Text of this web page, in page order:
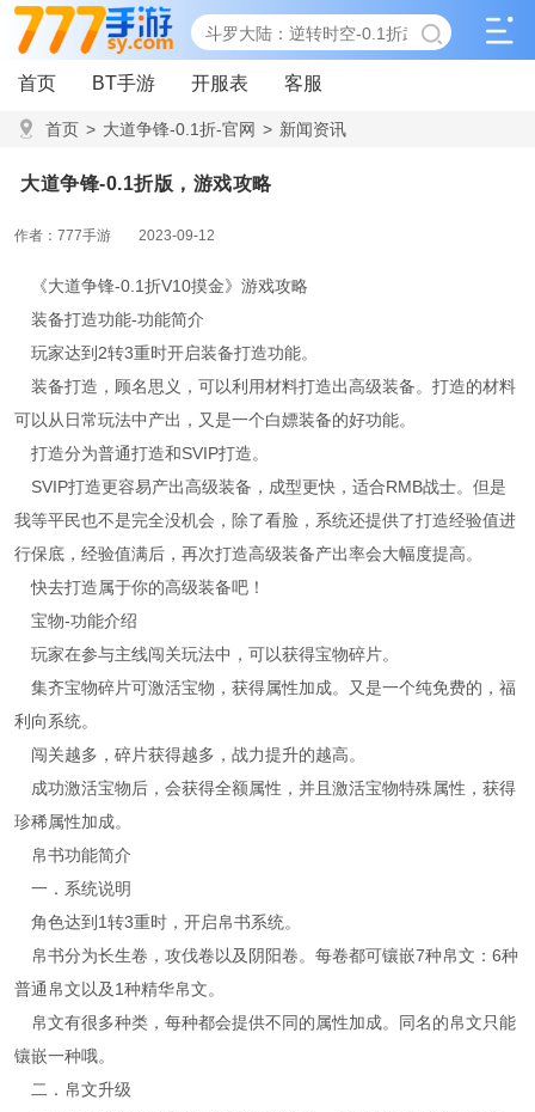
首页 BT手游 开服表 客服
首页 > 大道争锋-0.1折-官网 > 新闻资讯
大道争锋-0.1折版，游戏攻略
作者：777手游 2023-09-12
《大道争锋-0.1折V10摸金》游戏攻略
装备打造功能-功能简介
玩家达到2转3重时开启装备打造功能。
装备打造，顾名思义，可以利用材料打造出高级装备。打造的材料
可以从日常玩法中产出，又是一个白嫖装备的好功能。
打造分为普通打造和SVIP打造。
SVIP打造更容易产出高级装备，成型更快，适合RMB战士。但是
我等平民也不是完全没机会，除了看脸，系统还提供了打造经验值进
行保底，经验值满后，再次打造高级装备产出率会大幅度提高。
快去打造属于你的高级装备吧！
宝物-功能介绍
玩家在参与主线闯关玩法中，可以获得宝物碎片。
集齐宝物碎片可激活宝物，获得属性加成。又是一个纯免费的，福
利向系统。
闯关越多，碎片获得越多，战力提升的越高。
成功激活宝物后，会获得全额属性，并且激活宝物特殊属性，获得
珍稀属性加成。
帛书功能简介
一．系统说明
角色达到1转3重时，开启帛书系统。
帛书分为长生卷，攻伐卷以及阴阳卷。每卷都可镶嵌7种帛文：6种
普通帛文以及1种精华帛文。
帛文有很多种类，每种都会提供不同的属性加成。同名的帛文只能
镶嵌一种哦。
二．帛文升级